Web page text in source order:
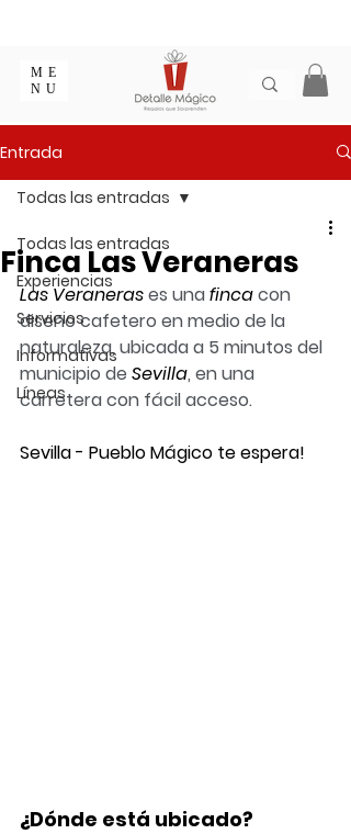
ME
NU
Entrada
Todas las entradas
Experiencias
Servicios
Informativas
Líneas
Todas las entradas
Finca Las Veraneras
Las Veraneras es una finca con
diseño cafetero en medio de la
naturaleza, ubicada a 5 minutos del
municipio de Sevilla, en una
carretera con fácil acceso.
Sevilla - Pueblo Mágico te espera!
¿Dónde está ubicado?